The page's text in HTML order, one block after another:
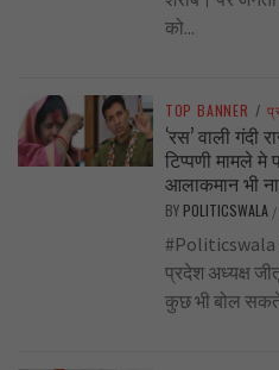
को...
TOP BANNER /
‘रस’ वाली गंदी
टिप्पणी मामले
आलाकमान भी
BY POLITICSWALA /
#Politicswala
प्रदेश अध्यक्ष
कुछ भी बोल